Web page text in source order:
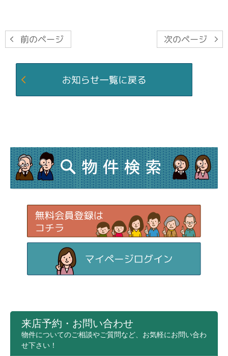
来店予約・お問い合わせ
物件についてのご相談やご質問など、お気軽にお問い合わ
せ下さい！